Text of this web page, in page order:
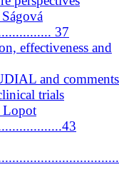
37
effectiveness and
and comments
trials
Lopot